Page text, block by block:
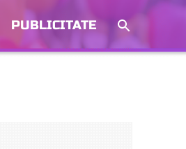
PUBLICITATE